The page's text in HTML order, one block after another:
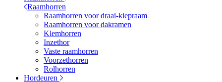
Raamhorren
Raamhorren voor draai-kiepraam
Raamhorren voor dakramen
Klemhorren
Inzethor
Vaste raamhorren
Voorzethorren
Rolhorren
Hordeuren